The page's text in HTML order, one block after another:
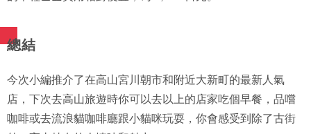
總結
今次小編推介了在高山宮川朝市和附近大新町的最新人氣
店，下次去高山旅遊時你可以去以上的店家吃個早餐，品嚐
咖啡或去流浪貓咖啡廳跟小貓咪玩耍，你會感受到除了古街